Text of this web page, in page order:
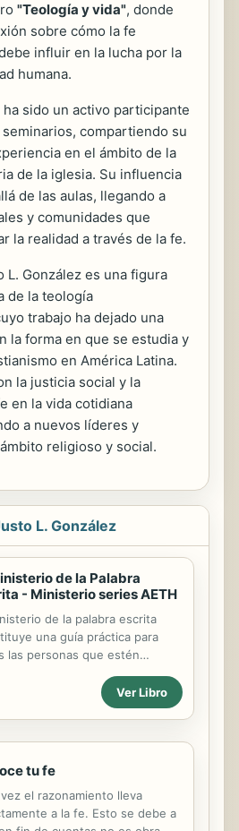
"Teología y vida", donde
sobre cómo la fe
influir en la lucha por la
humana.
sido un activo participante
compartiendo su
en el ámbito de la
de la iglesia. Su influencia
de las aulas, llegando a
y comunidades que
la realidad a través de la fe.
L. González es una figura
de la teología
trabajo ha dejado una
la forma en que se estudia y
en América Latina.
la justicia social y la
en la vida cotidiana
a nuevos líderes y
religioso y social.
L. González
de la Palabra
- Ministerio series AETH
de la palabra escrita
una guía práctica para
las personas que estén
un libro. De una manera
y entretenida, Justo González
y las dinámicas de
El autor ofrece en este
sus años de experiencia
escritor y editor, y anima al
a participar en la producción
Ver Libro
tu fe
vez el razonamiento lleva
a la fe. Esto se debe a